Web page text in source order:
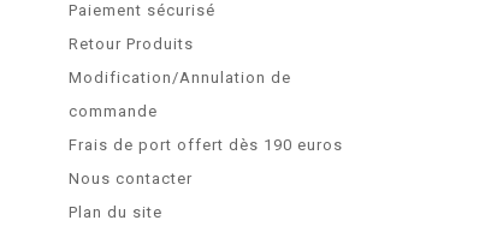
Paiement sécurisé
Retour Produits
Modification/Annulation de
commande
Frais de port offert dès 190 euros
Nous contacter
Plan du site